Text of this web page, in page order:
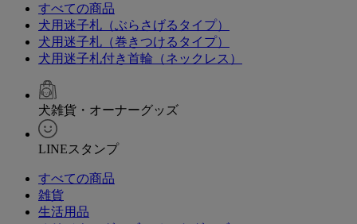
すべての商品
犬用迷子札（ぶらさげるタイプ）
犬用迷子札（巻きつけるタイプ）
犬用迷子札付き首輪（ネックレス）
犬雑貨・オーナーグッズ
LINEスタンプ
すべての商品
雑貨
生活用品